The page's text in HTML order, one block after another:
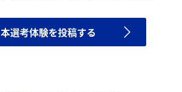
本選考体験を投稿する